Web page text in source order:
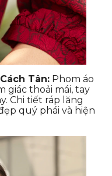
Tân: Phom áo
giác thoải mái, tay
Chi tiết ráp lăng
quý phái và hiện